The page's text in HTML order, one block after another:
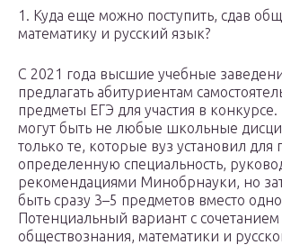
1. Куда еще можно поступить, сдав
математику и русский язык?
С 2021 года высшие учебные
предлагать абитуриентам
предметы ЕГЭ для участия в конкурсе.
могут быть не любые школьные
только те, которые вуз установил для
определенную специальность,
рекомендациями Минобрнауки, но
быть сразу 3–5 предметов вместо
Потенциальный вариант с сочетанием
обществознания, математики и